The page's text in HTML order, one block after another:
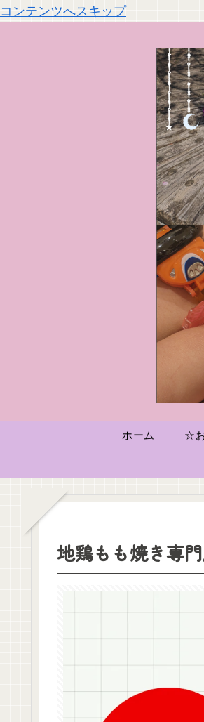
コンテンツへスキップ
ホーム ☆
地鶏もも焼き専